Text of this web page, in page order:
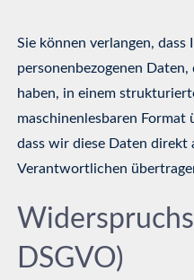
Sie können verlangen,
personenbezogenen
haben, in einem
maschinenlesbaren
dass wir diese Daten direkt
Verantwortlichen
DSGVO)